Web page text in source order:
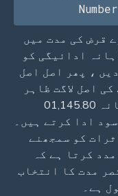
قرض کی مدت میں
ادائیگی کو
، پھر اصل اصل
اصل لاگت ظاہر
ہوتی ہے۔ 360 ماہ کے دوران ماہانہ 01,145.80
ادائیگیوں کے ل you ، آپ 1172,2 سود ادا کرتے ہیں۔
کو سمجھنے
کرتا ہے کہ
مدت کا انتخاب
ہے۔